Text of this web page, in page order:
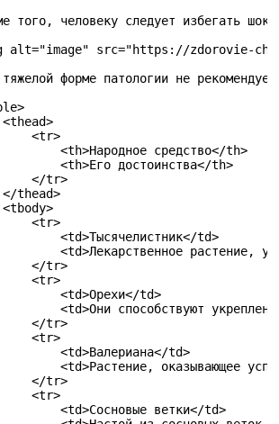
того, человеку следует избегать
alt="image" src="https://zdorovie-
форме патологии не
<tr>
<th>Народное средство</th>
<th>Его достоинства</th>
</tr>
thead>
<tr>
<td>Тысячелистник</td>
<td>Лекарственное растение,
</tr>
<tr>
<td>Орехи</td>
<td>Они способствуют
</tr>
<tr>
<td>Валериана</td>
<td>Растение, оказывающее
</tr>
<tr>
<td>Сосновые ветки</td>